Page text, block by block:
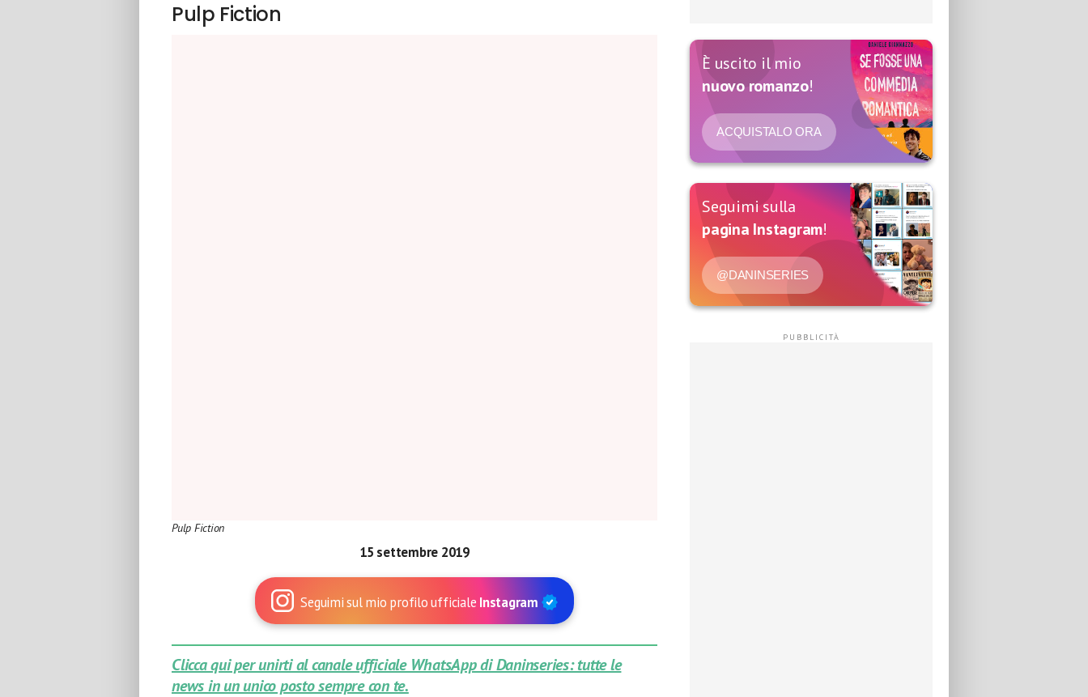
Pulp Fiction
Pulp Fiction
15 settembre 2019
Seguimi sul mio profilo ufficiale Instagram
Clicca qui per unirti al canale ufficiale WhatsApp di Daninseries: tutte le
news in un unico posto sempre con te.
È uscito il mio
nuovo romanzo!
ACQUISTALO ORA
Seguimi sulla
pagina Instagram!
@DANINSERIES